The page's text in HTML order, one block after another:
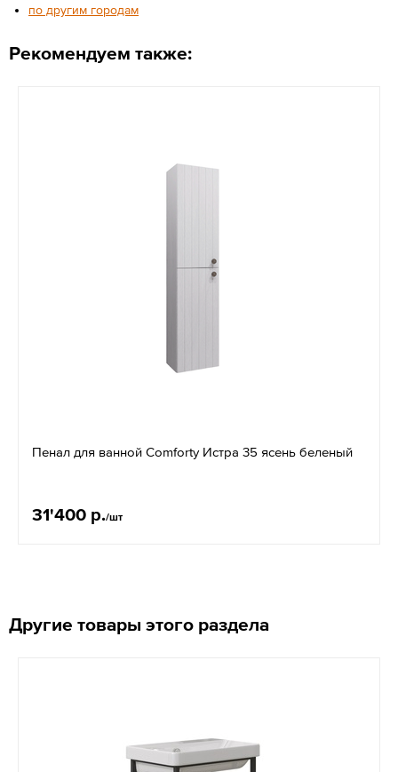
по другим городам
Рекомендуем также:
Пенал для ванной Comforty Истра 35 ясень беленый
31'400 р./шт
Другие товары этого раздела